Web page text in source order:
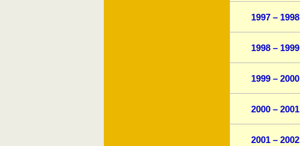
1997 – 1998
1998 – 1999
1999 – 2000
2000 – 2001
2001 – 2002